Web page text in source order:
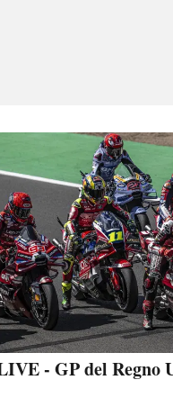
- GP del Regno